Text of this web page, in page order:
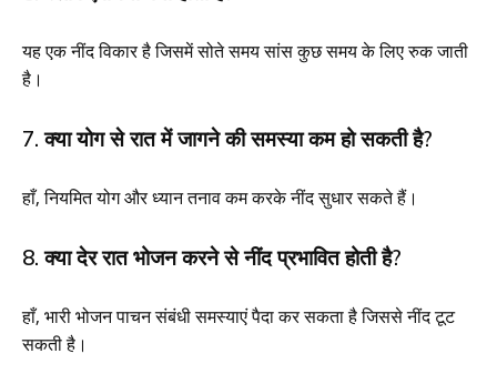
यह एक नींद विकार है जिसमें सोते समय सांस कुछ समय के लिए रुक जाती
है।
7. क्या योग से रात में जागने की समस्या कम हो सकती है?
हाँ, नियमित योग और ध्यान तनाव कम करके नींद सुधार सकते हैं।
8. क्या देर रात भोजन करने से नींद प्रभावित होती है?
हाँ, भारी भोजन पाचन संबंधी समस्याएं पैदा कर सकता है जिससे नींद टूट
सकती है।